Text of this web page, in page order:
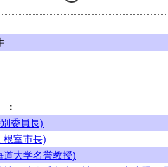
：
委員長)
根室市長)
道大学名誉教授)